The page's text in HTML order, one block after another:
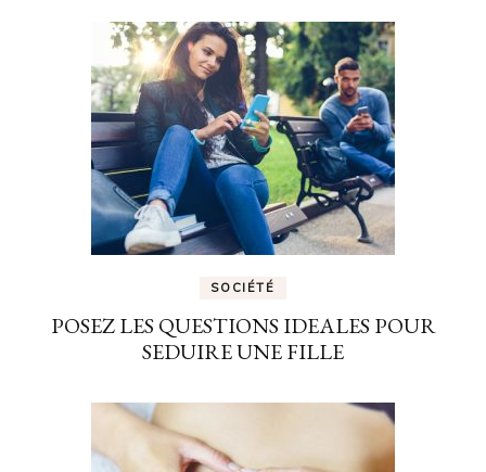
SOCIÉTÉ
POSEZ LES QUESTIONS IDEALES POUR
SEDUIRE UNE FILLE